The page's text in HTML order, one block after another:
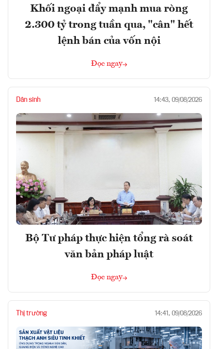
Khối ngoại đẩy mạnh mua ròng
2.300 tỷ trong tuần qua, "cân" hết
lệnh bán của vốn nội
Đọc ngay
Dân sinh 14:43, 09/08/2026
Bộ Tư pháp thực hiện tổng rà soát
văn bản pháp luật
Đọc ngay
Thị trường 14:41, 09/08/2026